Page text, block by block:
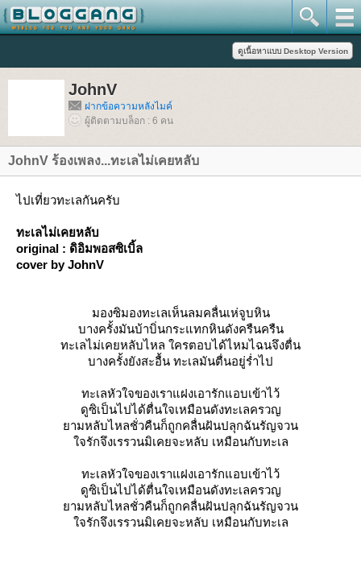
JohnV
ฝากข้อความหลังไมค์
ผู้ติดตามบล็อก : 6 คน
JohnV ร้องเพลง...ทะเลไม่เคยหลับ
ไปเที่ยวทะเลกันครับ
ทะเลไม่เคยหลับ
original : ดิอิมพอสซิเบิ้ล
cover by JohnV
มองซิมองทะเลเห็นลมคลื่นเห่จูบหิน
บางครั้งมันบ้าบิ่นกระแทกหินดังครืนครืน
ทะเลไม่เคยหลับไหล ใครตอบได้ไหมไฉนจึงตื่น
บางครั้งยังสะอื้น ทะเลมันตื่นอยู่ร่ำไป
ทะเลหัวใจของเราแฝงเอารักแอบเข้าไว้
ดูซิเป็นไปได้ตื่นใจเหมือนดังทะเลครวญ
ามหลับไหลชั่วคืนก็ถูกคลื่นฝันปลุกฉันรัญจวน
จรักจึงเรรวนมิเคยจะหลับ เหมือนกับทะเล
ทะเลหัวใจของเราแฝงเอารักแอบเข้าไว้
ดูซิเป็นไปได้ตื่นใจเหมือนดังทะเลครวญ
ามหลับไหลชั่วคืนก็ถูกคลื่นฝันปลุกฉันรัญจวน
จรักจึงเรรวนมิเคยจะหลับ เหมือนกับทะเล